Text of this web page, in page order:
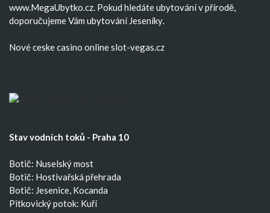
www.MegaUbytko.cz. Pokud hledáte ubytování v přírodě,
doporučujeme Vám ubytování Jeseníky.
Nové ceske casino online slot-vegas.cz
Stav vodních toků - Praha 10
Botič: Nuselský most
Botič: Hostivařská přehrada
Botič: Jesenice, Kocanda
Pitkovický potok: Kuří